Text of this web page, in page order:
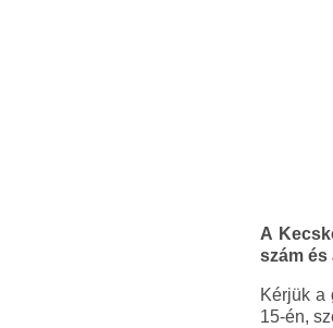
A
szám és
Kérjük a
15-én,